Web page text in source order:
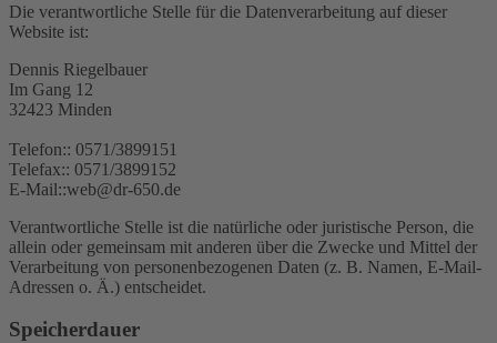
Die verantwortliche Stelle für die Datenverarbeitung auf dieser
Website ist:
Dennis Riegelbauer
Im Gang 12
32423 Minden
Telefon:: 0571/3899151
Telefax:: 0571/3899152
E-Mail::web@dr-650.de
Verantwortliche Stelle ist die natürliche oder juristische Person, die
allein oder gemeinsam mit anderen über die Zwecke und Mittel der
Verarbeitung von personenbezogenen Daten (z. B. Namen, E-Mail-
Adressen o. Ä.) entscheidet.
Speicherdauer